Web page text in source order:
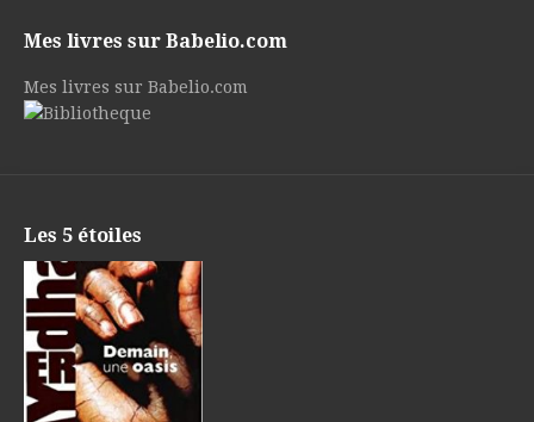
Mes livres sur Babelio.com
Mes livres sur Babelio.com
Les 5 étoiles